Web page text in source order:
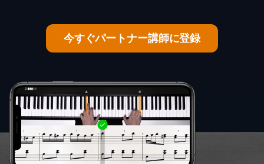
今すぐパートナー講師に登録